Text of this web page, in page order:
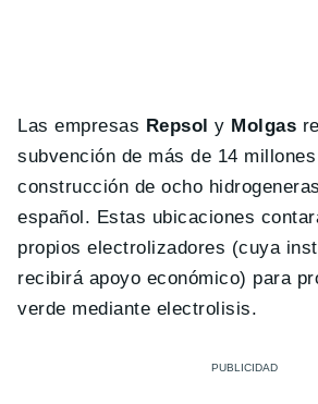
Las empresas Repsol y Molgas
subvención de más de 14
construcción de ocho
español. Estas ubicaciones
propios electrolizadores (cuya
recibirá apoyo económico) para
verde mediante electrolisis.